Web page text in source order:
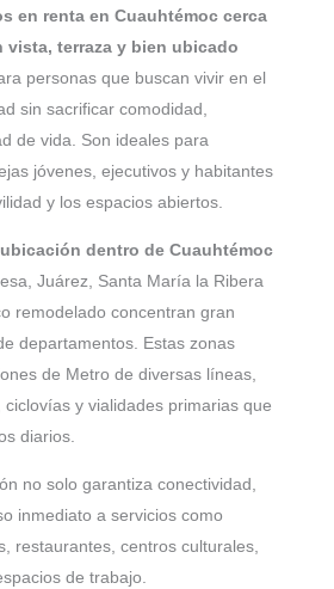
en renta en Cuauhtémoc cerca
vista, terraza y bien ubicado
personas que buscan vivir en el
sin sacrificar comodidad,
de vida. Son ideales para
jóvenes, ejecutivos y habitantes
y los espacios abiertos.
dentro de Cuauhtémoc
Juárez, Santa María la Ribera
remodelado concentran gran
departamentos. Estas zonas
de Metro de diversas líneas,
y vialidades primarias que
diarios.
no solo garantiza conectividad,
inmediato a servicios como
restaurantes, centros culturales,
de trabajo.